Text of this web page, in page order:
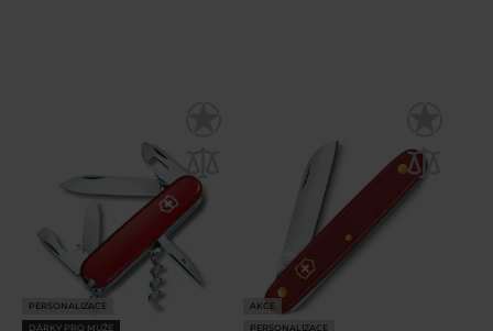
PERSONALIZACE
DÁRKY PRO MUŽE
AKCE
PERSONALIZACE